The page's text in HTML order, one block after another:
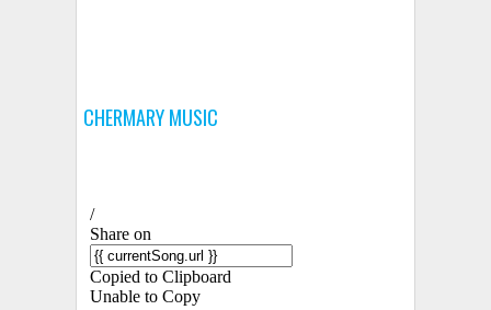
CHERMARY MUSIC